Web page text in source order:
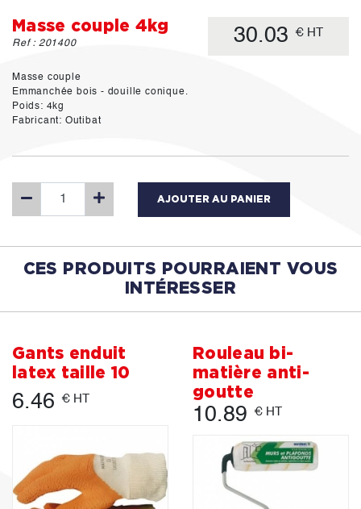
30.03 € HT
Masse couple 4kg
Ref : 201400
Masse couple
Emmanchée bois - douille conique.
Poids: 4kg
Fabricant: Outibat
AJOUTER AU PANIER
CES PRODUITS POURRAIENT VOUS
INTÉRESSER
Gants enduit
latex taille 10
6.46 € HT
Rouleau bi-
matière anti-
goutte
10.89 € HT